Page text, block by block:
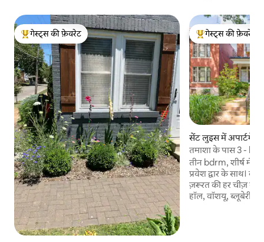
गेस्ट्स का टॉप फ़ेवरेट
गेस्ट्स की फ़ेवरेट
गेस्ट्स का टॉप फ़ेवरेट
गेस्ट्स की फ़ेवरेट
सेंट लुइस में अपार्टमेंट
तमाशा के पास 3 -
पार्क, लूप
तीन bdrm, शीर्ष
प्रवेश द्वार के साथ।
ज़रूरत की हर चीज़ से
हॉल, वॉशयू, ब्लूबेरी